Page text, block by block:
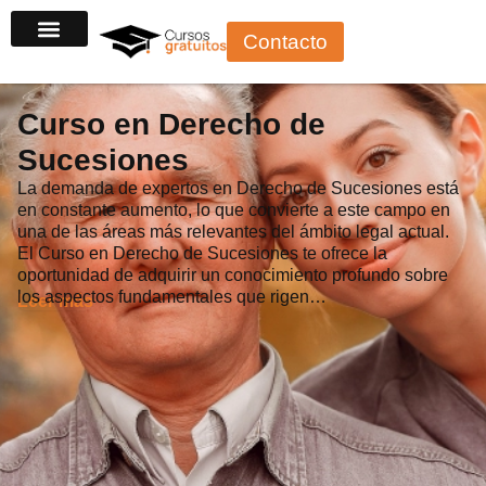
al
Contacto
Curso en Derecho de
Sucesiones
La demanda de expertos en Derecho de Sucesiones está
en constante aumento, lo que convierte a este campo en
una de las áreas más relevantes del ámbito legal actual.
El Curso en Derecho de Sucesiones te ofrece la
oportunidad de adquirir un conocimiento profundo sobre
los aspectos fundamentales que rigen…
Leer más